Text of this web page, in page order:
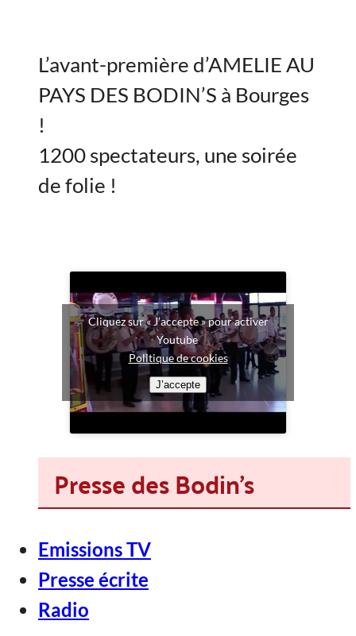
L’avant-première d’AMELIE AU
PAYS DES BODIN’S à Bourges
!
1200 spectateurs, une soirée
de folie !
Cliquez sur « J’accepte » pour activer
Youtube
Politique de cookies
J’accepte
Presse des Bodin's
Emissions TV
Presse écrite
Radio